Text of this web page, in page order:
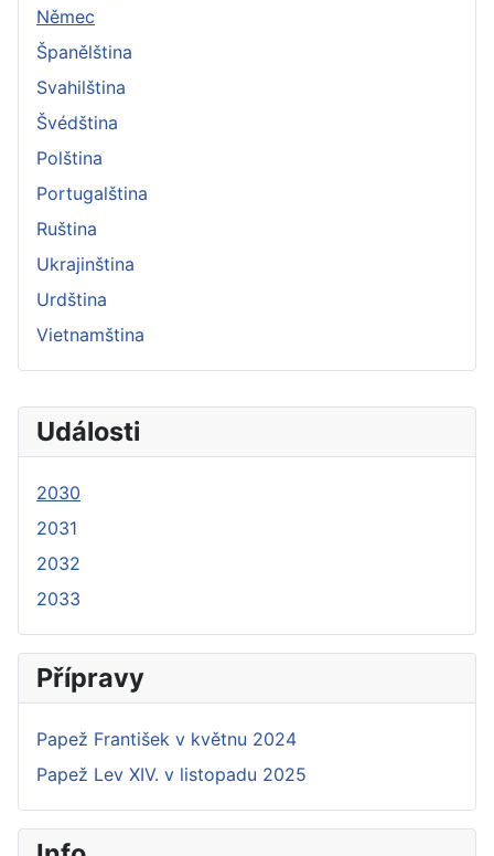
Události
2030
2031
2032
2033
Přípravy
Papež František v květnu 2024
Papež Lev XIV. v listopadu 2025
Němec
Španělština
Svahilština
Švédština
Polština
Portugalština
Ruština
Ukrajinština
Urdština
Vietnamština